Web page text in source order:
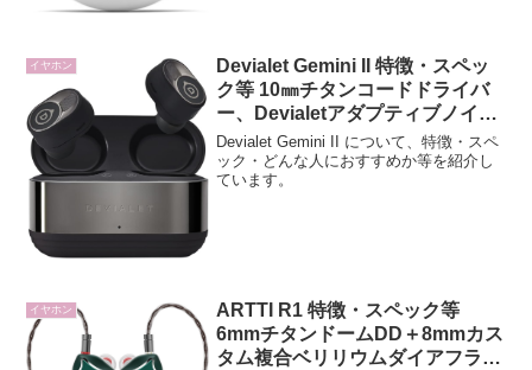
イヤホン
Devialet Gemini II 特徴・スペッ
ク等 10㎜チタンコードドライバ
ー、Devialetアダプティブノイズ
キャンセリング搭載
Devialet Gemini II について、特徴・スペ
ック・どんな人におすすめか等を紹介し
ています。
イヤホン
ARTTI R1 特徴・スペック等
6mmチタンドームDD＋8mmカス
タム複合ベリリウムダイアフラム